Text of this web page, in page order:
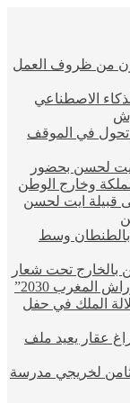
من ظروف العمل
الاصطناعي
تحول في الموقف
لحسن بحضور
وخارج الوطن
إلى قبيلة ايت لحسن
بالطنطان وسط
بالخارج تحت شعار
المغرب 2030”
الملك في حفل
عقار يعيد ملف
لخريجي مدرسة